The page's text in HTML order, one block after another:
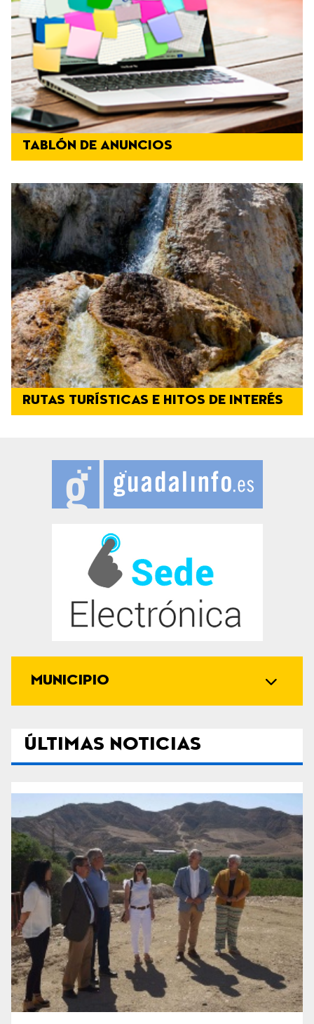
TABLÓN DE ANUNCIOS
RUTAS TURÍSTICAS E HITOS DE INTERÉS
MUNICIPIO
ÚLTIMAS NOTICIAS